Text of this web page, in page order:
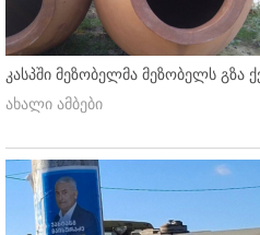
კასპში მეზობელმა მეზობელს გზა
ახალი ამბები